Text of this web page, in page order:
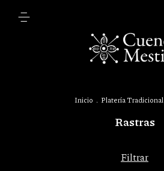
Inicio . Platería Tradicional
Rastras
Filtrar